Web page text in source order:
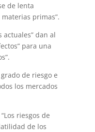
de lenta
primas”.
actuales” dan al
para una
de riesgo e
los mercados
riesgos de
de los